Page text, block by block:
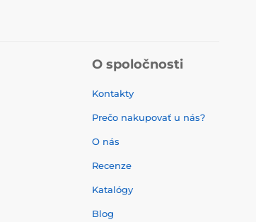
O spoločnosti
Kontakty
Prečo nakupovať u nás?
O nás
Recenze
Katalógy
Blog